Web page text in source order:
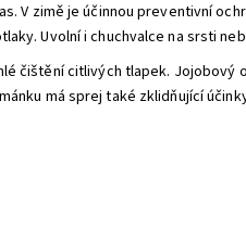
V zimě je účinnou preventivní
Uvolní i chuchvalce na srsti
čištění citlivých tlapek. Jojobový
má sprej také zklidňující